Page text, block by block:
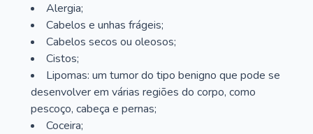
Alergia;
Cabelos e unhas frágeis;
Cabelos secos ou oleosos;
Cistos;
Lipomas: um tumor do tipo benigno que pode se
desenvolver em várias regiões do corpo, como
pescoço, cabeça e pernas;
Coceira;